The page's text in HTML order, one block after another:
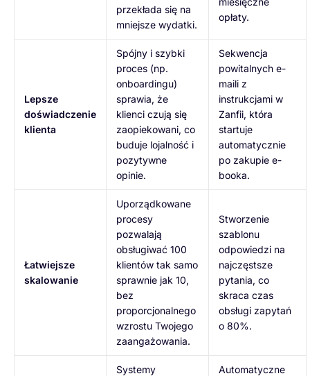
przekłada się na
mniejsze wydatki.
opłaty.
Lepsze
doświadczenie
klienta
Spójny i szybki
proces (np.
onboardingu)
sprawia, że
klienci czują się
zaopiekowani, co
buduje lojalność i
pozytywne
opinie.
Sekwencja
powitalnych e-
maili z
instrukcjami w
Zanfii, która
startuje
automatycznie
po zakupie e-
booka.
Łatwiejsze
skalowanie
Uporządkowane
procesy
pozwalają
obsługiwać 100
klientów tak samo
sprawnie jak 10,
bez
proporcjonalnego
wzrostu Twojego
zaangażowania.
Stworzenie
szablonu
odpowiedzi na
najczęstsze
pytania, co
skraca czas
obsługi zapytań
o 80%.
Systemy
Automatyczne